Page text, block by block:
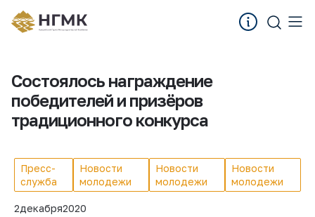
Состоялось награждение
победителей и призёров
традиционного конкурса
Пресс-
служба
Новости
молодежи
Новости
молодежи
Новости
молодежи
2декабря2020